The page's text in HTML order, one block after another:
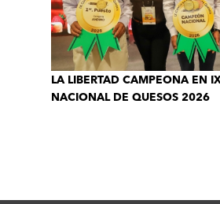
LA LIBERTAD CAMPEONA EN
NACIONAL DE QUESOS 2026